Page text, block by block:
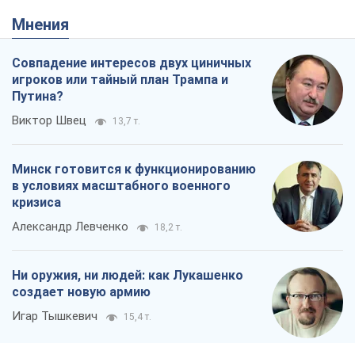
Мнения
Совпадение интересов двух циничных
игроков или тайный план Трампа и
Путина?
Виктор Швец 13,7 т.
Минск готовится к функционированию
в условиях масштабного военного
кризиса
Александр Левченко 18,2 т.
Ни оружия, ни людей: как Лукашенко
создает новую армию
Игар Тышкевич 15,4 т.